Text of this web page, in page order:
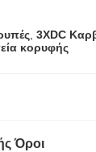
, 3XDC
κορυφής
Όροι